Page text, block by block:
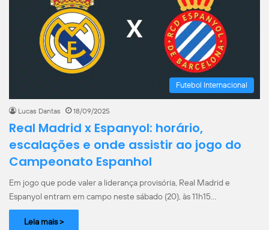
Futebol Internacional
Lucas Dantas 18/09/2025
Real Madrid x Espanyol: horário,
escalações e onde assistir ao jogo do
Campeonato Espanhol
Em jogo que pode valer a liderança provisória, Real Madrid e
Espanyol entram em campo neste sábado (20), às 11h15…
Leia mais >